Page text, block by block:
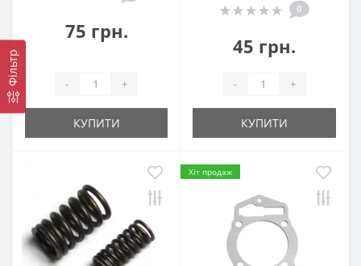
Фільтр
75 грн.
- +
КУПИТИ
0
45 грн.
- +
КУПИТИ
Хіт продаж